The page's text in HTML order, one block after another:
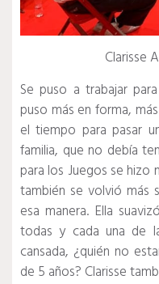
Clarisse
Se puso a trabajar
puso más en forma,
el tiempo para pasar
familia, que no debía
para los Juegos se hizo
también se volvió más
esa manera. Ella
todas y cada una de
cansada, ¿quién no
de 5 años? Clarisse